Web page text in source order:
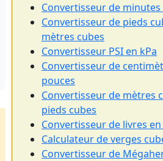
Convertisseur de
Convertisseur de pieds
mètres cubes
Convertisseur PSI en kPa
Convertisseur de
pouces
Convertisseur de mètres
pieds cubes
Convertisseur de livres
Calculateur de verges
Convertisseur de